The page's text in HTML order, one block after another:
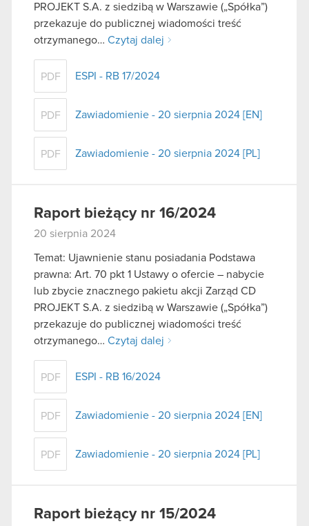
PROJEKT S.A. z siedzibą w Warszawie („Spółka”)
przekazuje do publicznej wiadomości treść
otrzymanego… Czytaj dalej
PDF ESPI - RB 17/2024
PDF Zawiadomienie - 20 sierpnia 2024 [EN]
PDF Zawiadomienie - 20 sierpnia 2024 [PL]
Raport bieżący nr 16/2024
20 sierpnia 2024
Temat: Ujawnienie stanu posiadania Podstawa
prawna: Art. 70 pkt 1 Ustawy o ofercie – nabycie
lub zbycie znacznego pakietu akcji Zarząd CD
PROJEKT S.A. z siedzibą w Warszawie („Spółka”)
przekazuje do publicznej wiadomości treść
otrzymanego… Czytaj dalej
PDF ESPI - RB 16/2024
PDF Zawiadomienie - 20 sierpnia 2024 [EN]
PDF Zawiadomienie - 20 sierpnia 2024 [PL]
Raport bieżący nr 15/2024